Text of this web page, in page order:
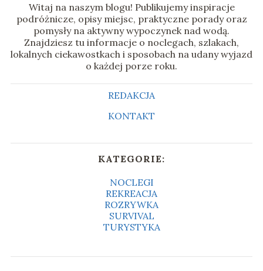
Witaj na naszym blogu! Publikujemy inspiracje
podróżnicze, opisy miejsc, praktyczne porady oraz
pomysły na aktywny wypoczynek nad wodą.
Znajdziesz tu informacje o noclegach, szlakach,
lokalnych ciekawostkach i sposobach na udany wyjazd
o każdej porze roku.
REDAKCJA
KONTAKT
KATEGORIE:
NOCLEGI
REKREACJA
ROZRYWKA
SURVIVAL
TURYSTYKA